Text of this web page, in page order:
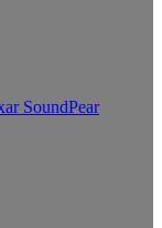
SoundPear